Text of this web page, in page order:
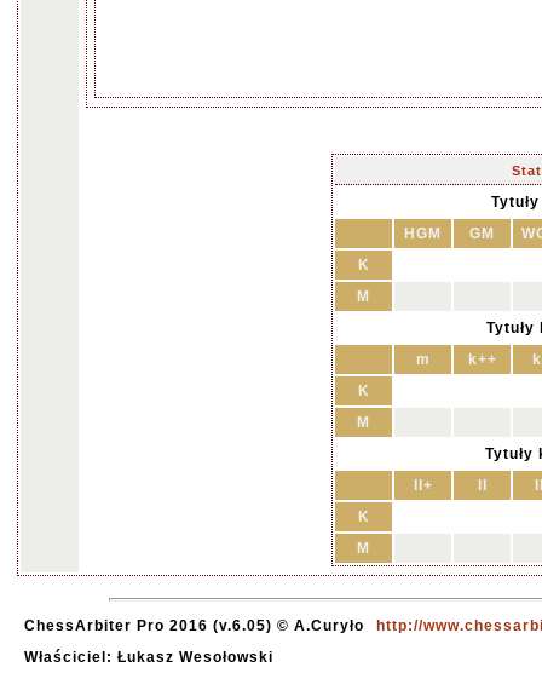
HGM
GM
K
M
m
k++
K
M
Tytuły
II+
K
M
ChessArbiter Pro 2016 (v.6.05) © A.Curyło
http://
Właściciel: Łukasz Wesołowski